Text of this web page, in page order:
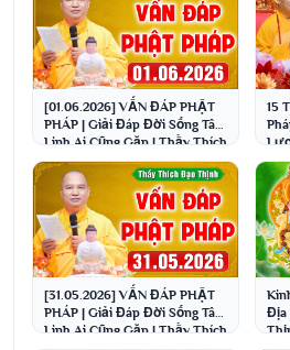
[01.06.2026] VẤN ĐÁP PHẬT
PHÁP | Giải Đáp Đời Sống Tâm
Linh Ai Cũng Gặp | Thầy Thích
Đạo Thịnh
15
[31.05.2026] VẤN ĐÁP PHẬT
PHÁP | Giải Đáp Đời Sống Tâm
Linh Ai Cũng Gặp | Thầy Thích
Địa